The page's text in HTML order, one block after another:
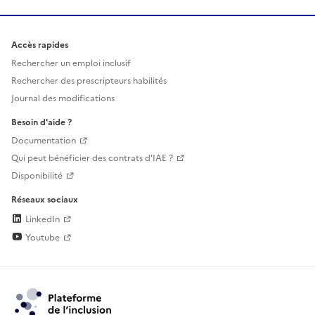
Accès rapides
Rechercher un emploi inclusif
Rechercher des prescripteurs habilités
Journal des modifications
Besoin d'aide ?
Documentation
Qui peut bénéficier des contrats d'IAE ?
Disponibilité
Réseaux sociaux
LinkedIn
Youtube